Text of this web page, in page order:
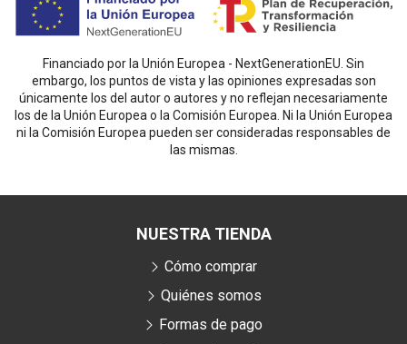
Financiado por la Unión Europea - NextGenerationEU. Sin
embargo, los puntos de vista y las opiniones expresadas son
únicamente los del autor o autores y no reflejan necesariamente
los de la Unión Europea o la Comisión Europea. Ni la Unión Europea
ni la Comisión Europea pueden ser consideradas responsables de
las mismas.
NUESTRA TIENDA
Cómo comprar
Quiénes somos
Formas de pago